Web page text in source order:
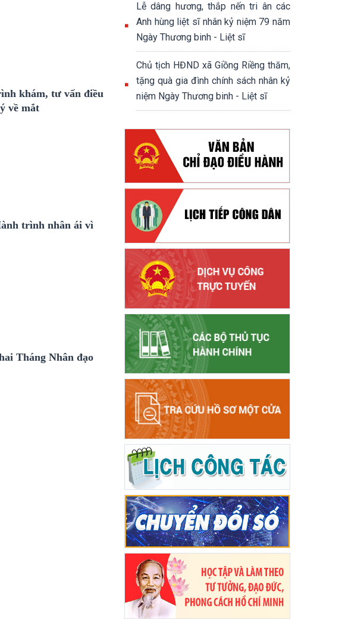
khám, tư vấn điều
về mắt
trình nhân ái vì
Tháng Nhân đạo
Lễ dâng hương, thắp nến tri ân các
Anh hùng liệt sĩ nhân kỷ niệm 79 năm
Ngày Thương binh - Liệt sĩ
Chủ tịch HĐND xã Giồng Riềng thăm,
tặng quà gia đình chính sách nhân kỷ
niệm Ngày Thương binh - Liệt sĩ